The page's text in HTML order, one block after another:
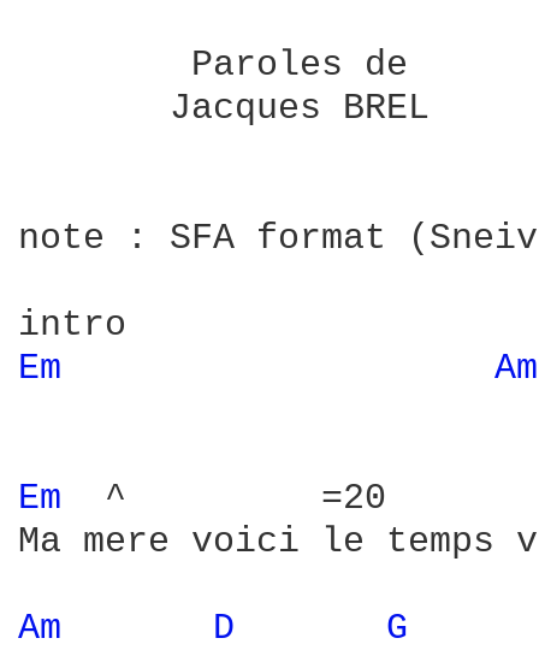
Paroles de
Jacques BREL
note : SFA format
Em
Em
^         =20
Ma mere voici le temps
Am D
G